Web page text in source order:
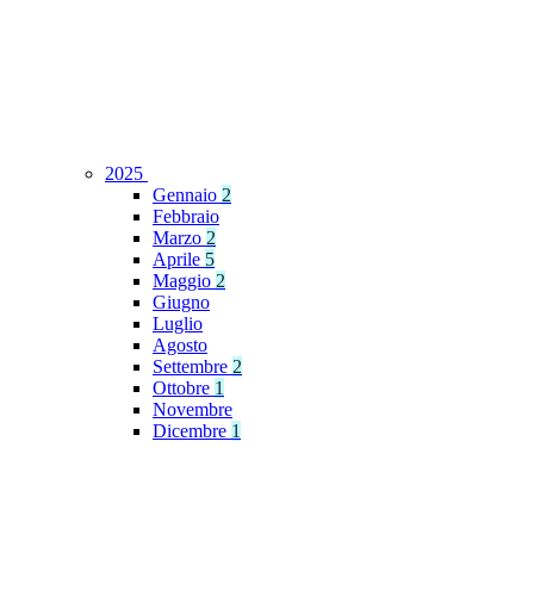
2025
Gennaio 2
Febbraio
Marzo 2
Aprile 5
Maggio 2
Giugno
Luglio
Agosto
Settembre 2
Ottobre 1
Novembre
Dicembre 1